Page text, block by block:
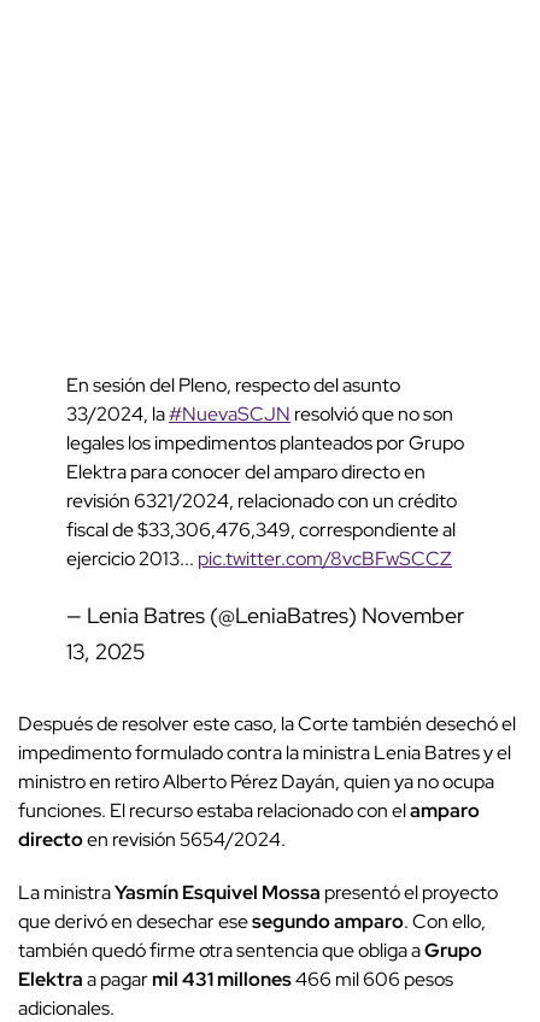
En sesión del Pleno, respecto del asunto
33/2024, la#NuevaSCJN resolvió que no son
legales los impedimentos planteados por Grupo
Elektra para conocer del amparo directo en
revisión 6321/2024, relacionado con un crédito
fiscal de $33,306,476,349, correspondiente al
ejercicio 2013... pic.twitter.com/8vcBFwSCCZ
— Lenia Batres (@LeniaBatres) November
13, 2025
Después de resolver este caso, la Corte también desechó el
impedimento formulado contra la ministra Lenia Batres y el
ministro en retiro Alberto Pérez Dayán, quien ya no ocupa
funciones. El recurso estaba relacionado con elamparo
directoen revisión 5654/2024.
La ministraYasmín Esquivel Mossa presentó el proyecto
que derivó en desechar esesegundo amparo. Con ello,
también quedó firme otra sentencia que obliga aGrupo
Elektraa pagarmil 431 millones466 mil 606 pesos
adicionales.